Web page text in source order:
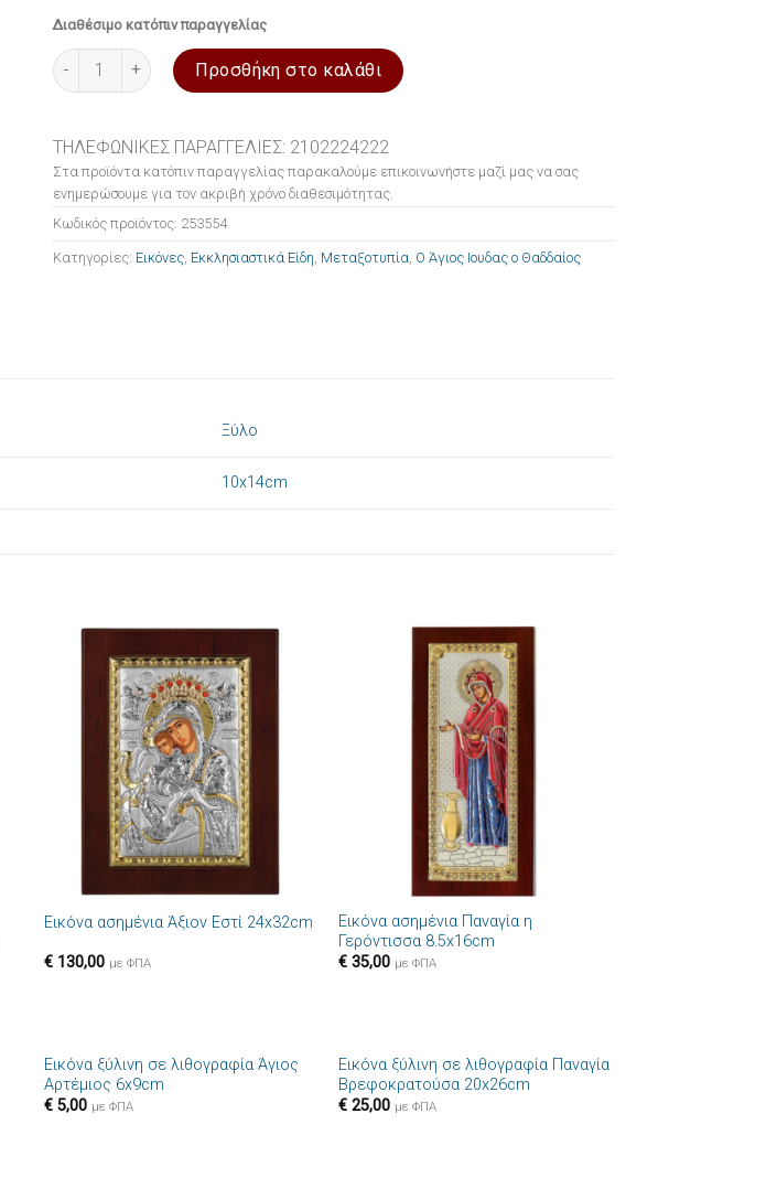
Διαθέσιμο κατόπιν παραγγελίας
Εικόνα ξύλινη σε μεταξοτυπία Ο Άγιος Ιουδας ο Θαδδαίος 10x14cm ποσότητα
Προσθήκη στο καλάθι
ΤΗΛΕΦΩΝΙΚΕΣ ΠΑΡΑΓΓΕΛΙΕΣ: 2102224222
Στα προϊόντα κατόπιν παραγγελίας παρακαλούμε επικοινωνήστε μαζί μας να σας
ενημερώσουμε για τον ακριβή χρόνο διαθεσιμότητας.
Κωδικός προϊόντος: 253554
Κατηγορίες: Εικόνες Εκκλησιαστικά Είδη Μεταξοτυπία Ο Άγιος Ιουδας ο Θαδδαίος
Ξύλο
10x14cm
Πρόσθήκη
στην λίστα
επιθυμιών
Εικόνα ασημένια Άξιον Εστί 24x32cm
€ 130,00 με ΦΠΑ
Εικόνα ασημένια Παναγία η
Γερόντισσα 8.5x16cm
€35,00 με ΦΠΑ
Πρόσθήκη
Εικόνα ξύλινη σε λιθογραφία Άγιος
Αρτέμιος 6x9cm
€ 5,00 με ΦΠΑ
Πρόσθήκη
Εικόνα ξύλινη σε λιθογραφία Παναγία
Βρεφοκρατούσα 20x26cm
€25,00 με ΦΠΑ